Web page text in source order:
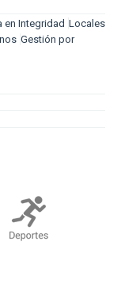
en Integridad Locales
Gestión por